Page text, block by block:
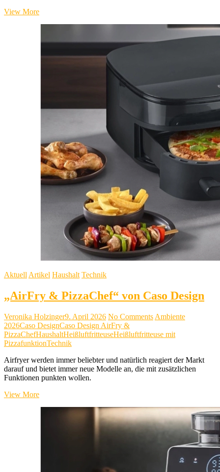
View MoreZitruspresse
von
Aktuell Artikel Haushalt Technik
„AirFry & PizzaChef“ von Caso Design
Veronika Holzinger9. April 2026 No Comments Ambiente
2026Caso DesignCaso Design AirFry &
PizzaChefHaushaltHeißluftfritteuseHeißluftfritteuse mit
PizzafunktionTechnik
Airfryer werden immer beliebter und natürlich reagiert der Markt
darauf und bietet immer neue Modelle an, die mit zusätzlichen
Funktionen punkten wollen.
View More„AirFry
PizzaChef“